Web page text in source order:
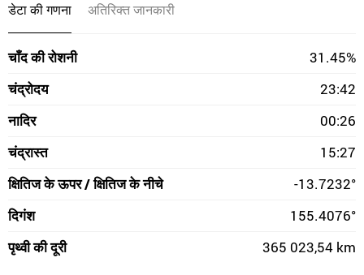
डेटा की गणना अतिरिक्त जानकारी
चाँद की रोशनी
31.45%
चंद्रोदय
23:42
नादिर
00:26
चंद्रास्त
15:27
क्षितिज के ऊपर / क्षितिज के नीचे
-13.7232°
दिगंश
155.4076°
पृथ्वी की दूरी
365 023,54 km